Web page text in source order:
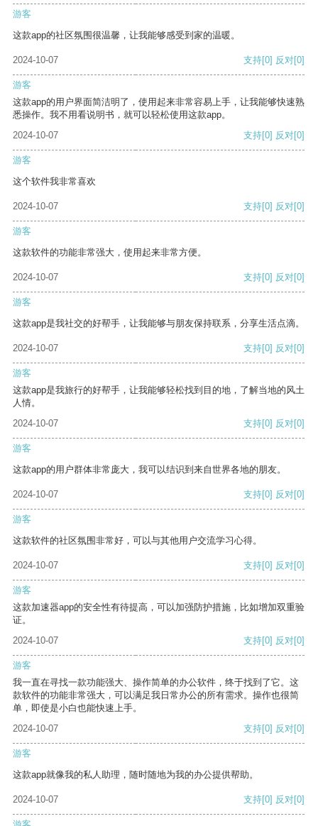
游客
这款app的社区氛围很温馨，让我能够感受到家的温暖。
2024-10-07 支持[0] 反对[0]
游客
这款app的用户界面简洁明了，使用起来非常容易上手，让我能够快速熟
悉操作。我不用看说明书，就可以轻松使用这款app。
2024-10-07
支持[0] 反对[0]
游客
这个软件我非常喜欢
2024-10-07 支持[0] 反对[0]
游客
这款软件的功能非常强大，使用起来非常方便。
2024-10-07 支持[0] 反对[0]
游客
这款app是我社交的好帮手，让我能够与朋友保持联系，分享生活点滴。
2024-10-07 支持[0] 反对[0]
游客
这款app是我旅行的好帮手，让我能够轻松找到目的地，了解当地的风土
人情。
2024-10-07
支持[0] 反对[0]
游客
这款app的用户群体非常庞大，我可以结识到来自世界各地的朋友。
2024-10-07 支持[0] 反对[0]
游客
这款软件的社区氛围非常好，可以与其他用户交流学习心得。
2024-10-07 支持[0] 反对[0]
游客
这款加速器app的安全性有待提高，可以加强防护措施，比如增加双重验
证。
2024-10-07
支持[0] 反对[0]
游客
我一直在寻找一款功能强大、操作简单的办公软件，终于找到了它。这
款软件的功能非常强大，可以满足我日常办公的所有需求。操作也很简
单，即使是小白也能快速上手。
2024-10-07
支持[0] 反对[0]
游客
这款app就像我的私人助理，随时随地为我的办公提供帮助。
2024-10-07 支持[0] 反对[0]